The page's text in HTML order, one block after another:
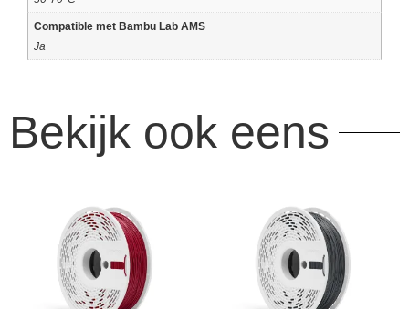
Compatible met Bambu Lab AMS
Ja
Bekijk ook eens